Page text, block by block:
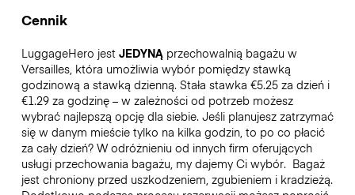
Cennik
LuggageHero jest JEDYNĄprzechowalnią bagażu w
Versailles, która umożliwia wybór pomiędzy stawką
godzinową a stawką dzienną. Stała stawka €5.25 za dzień i
€1.29 za godzinę – w zależności od potrzeb możesz
wybrać najlepszą opcję dla siebie. Jeśli planujesz zatrzymać
się w danym mieście tylko na kilka godzin, to po co płacić
za cały dzień? W odróżnieniu od innych firm oferujących
usługi przechowania bagażu, my dajemy Ci wybór. Bagaż
jest chroniony przed uszkodzeniem, zgubieniem i kradzieżą.